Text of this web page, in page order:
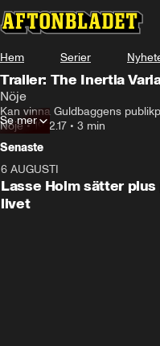
Hem Serier
Trailer: The Inertia
Nöje
Kan vinna Guldbaggens
Nöje•19.12.17 • 3 min
Se mer
Senaste
6 AUGUSTI
Lasse Holm sätter plus
livet